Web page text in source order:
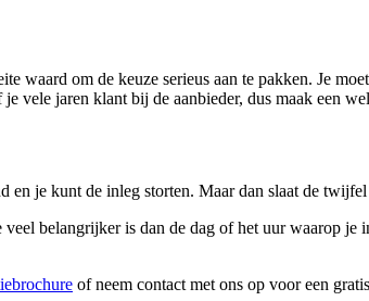
om de keuze serieus aan te pakken. Je
vele jaren klant bij de aanbieder, dus maak een
je kunt de inleg storten. Maar dan slaat de
belangrijker is dan de dag of het uur waarop
of neem contact met ons op voor een